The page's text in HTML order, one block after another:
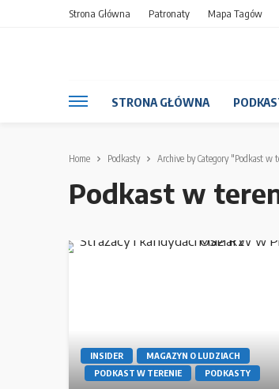
Strona Główna Patronaty Mapa Tagów
STRONA GŁÓWNA
Home Podkasty Archive by Category "Podkast w
Podkast w
INSIDER
MAGAZYN O LUDZIACH
PODKAST W TERENIE
PODKASTY